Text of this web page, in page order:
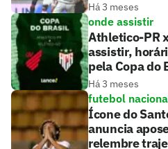
Há 3 meses
onde assistir
Athletico-PR
assistir,
pela Copa do
Há 3 meses
futebol
Ícone do
anuncia
relembre